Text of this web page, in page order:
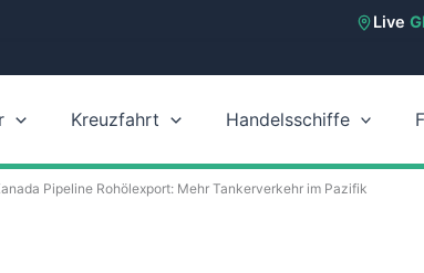
Live
Kreuzfahrt Handelsschiffe
Pipeline Rohölexport: Mehr Tankerverkehr im Pazifik